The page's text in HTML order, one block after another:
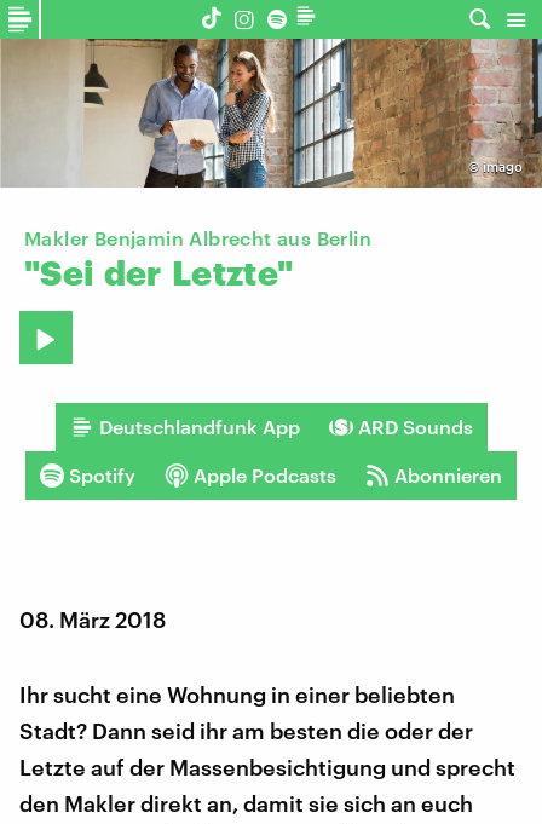
©imago
Makler Benjamin Albrecht aus Berlin
"Sei der Letzte"
Deutschlandfunk App ARD Sounds
Spotify Apple Podcasts Abonnieren
08. März 2018
Ihr sucht eine Wohnung in einer beliebten
Stadt? Dann seid ihr am besten die oder der
Letzte auf der Massenbesichtigung und sprecht
den Makler direkt an, damit sie sich an euch